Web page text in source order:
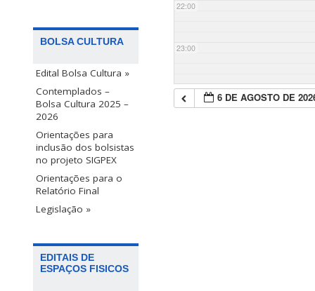
BOLSA CULTURA
Edital Bolsa Cultura »
Contemplados –
Bolsa Cultura 2025 –
2026
Orientações para
inclusão dos bolsistas
no projeto SIGPEX
Orientações para o
Relatório Final
Legislação »
EDITAIS DE
ESPAÇOS FISICOS
22:00
23:00
6 DE AGOSTO DE